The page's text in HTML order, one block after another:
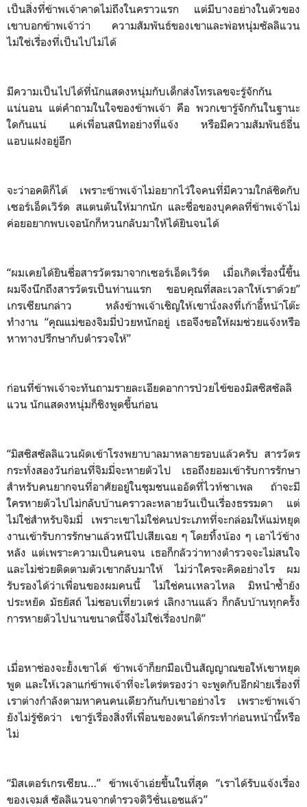
เป็นสิ่งที่ข้าพเจ้าคาดไม่ถึงในคราวแรก แต่มีบางอย่างในตัวของ
เขาบอกข้าพเจ้าว่า ความสัมพันธ์ของเขาและพ่อหนุ่มซัลลิแวน
ไม่ใช่เรื่องที่เป็นไปไม่ได้
มีความเป็นไปได้ที่นักแสดงหนุ่มกับเด็กส่งโทรเลขจะรู้จักกัน
แน่นอน แต่คำถามในใจของข้าพเจ้า คือ พวกเขารู้จักกันในฐานะ
ใดกันแน่ แค่เพื่อนสนิทอย่างที่แจ้ง หรือมีความสัมพันธ์อื่น
แอบแฝงอยู่อีก
จะว่าอคติก็ได้ เพราะข้าพเจ้าไม่อยากไว้ใจคนที่มีความใกล้ชิดกับ
เซอร์เอ็ดเวิร์ด สแตนตันให้มากนัก และชื่อของบุคคลที่ข้าพเจ้าไม่
ค่อยอยากพบเจอนักก็หวนกลับมาให้ได้ยินจนได้
“ผมเคยได้ยินชื่อสารวัตรมาจากเซอร์เอ็ดเวิร์ด เมื่อเกิดเรื่องนี้ขึ้น
ผมจึงนึกถึงสารวัตรเป็นท่านแรก ขอบคุณที่สละเวลาให้เราด้วย”
เกรเซียนกล่าว หลังข้าพเจ้าเชิญให้เขานั่งลงที่เก้าอี้หน้าโต๊ะ
ทำงาน “คุณแม่ของจิมมี่ป่วยหนักอยู่ เธอจึงขอให้ผมช่วยแจ้งหรือ
หาทางปรึกษากับตำรวจให้”
ก่อนที่ข้าพเจ้าจะทันถามรายละเอียดอาการป่วยไข้ของมิสซิสซัลลิ
แวน นักแสดงหนุ่มก็ชิงพูดขึ้นก่อน
“มิสซิสซัลลิแวนผัดเข้าโรงพยาบาลมาหลายรอบแล้วครับ สารวัตร
กระทั่งสองวันก่อนที่จิมมี่จะหายตัวไป เธอถึงยอมเข้ารับการรักษา
สำหรับคนยากจนที่อาศัยอยู่ในชุมชนแออัดที่ไวท์ชาเพล ถ้าจะมี
ใครหายตัวไปไม่กลับบ้านคราวละหลายวันเป็นเรื่องธรรมดา แต่
ไม่ใช่สำหรับจิมมี่ เพราะเขาไม่ใช่คนประเภทที่จะกล่อมให้แม่หยุด
งานเข้ารับการรักษาแล้วหนีไปเสียเฉย ๆ โดยทิ้งน้อง ๆ เอาไว้ข้าง
หลัง แต่เพราะความเป็นคนจน เธอก็กลัวว่าทางตำรวจจะไม่สนใจ
และไม่ช่วยติดตามตัวเขากลับมาให้ ไม่ว่าใครจะคิดอย่างไร ผม
รับรองได้ว่าเพื่อนของผมคนนี้ ไม่ใช่คนเหลวไหล มิหนำซ้ำยัง
ประหยัด มัธยัสถ์ ไม่ชอบเที่ยวเตร่ เลิกงานแล้ว ก็กลับบ้านทุกครั้ง
การหายตัวไปนานขนาดนี้จึงไม่ใช่เรื่องปกติ”
เมื่อหาช่องจะยั้งเขาได้ ข้าพเจ้าก็ยกมือเป็นสัญญาณขอให้เขาหยุด
พูด และให้เวลาแก่ข้าพเจ้าที่จะไตร่ตรองว่า จะพูดกับอีกฝ่ายเรื่องที่
เราต่างกำลังตามหาคนคนเดียวกันกับเขาอย่างไร เพราะข้าพเจ้า
ยังไม่รู้ชัดว่า เขารู้เรื่องสิ่งที่เพื่อนของตนได้กระทำก่อนหน้านี้หรือ
ไม่
“มิสเตอร์เกรเซียน…” ข้าพเจ้าเอ่ยขึ้นในที่สุด “เราได้รับแจ้งเรื่อง
ของเจมส์ ซัลลิแวนจากตำรวจดิวิชั่นเอชแล้ว”